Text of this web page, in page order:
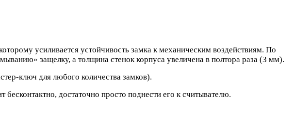
усиливается устойчивость замка к механическим воздействиям. По
защелку, а толщина стенок корпуса увеличена в полтора раза (3 мм).
ключ для любого количества замков).
достаточно просто поднести его к считывателю.